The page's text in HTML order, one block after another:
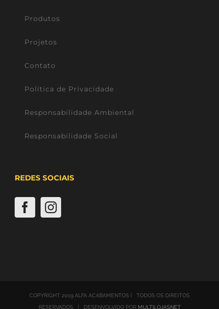
Produtos
Projetos
Contato
Política de Privacidade
Responsabilidade Ambiental
Responsabilidade Social
REDES SOCIAIS
COPYRIGHT 2019 ALFA ACABAMENTOS | TODOS OS DIREITOS
RESERVADOS | DESENVOLVIDO POR MULTILOJASNET